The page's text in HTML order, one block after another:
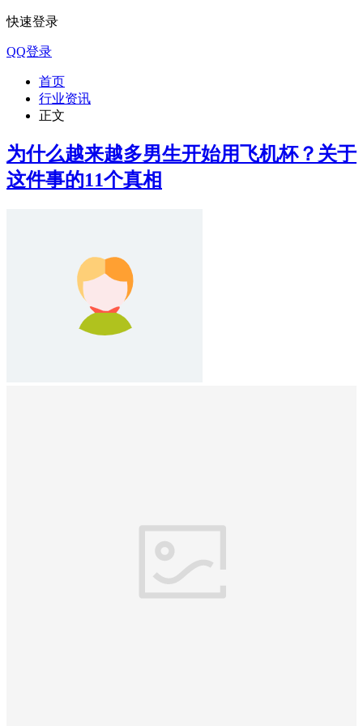
快速登录
QQ登录
首页
行业资讯
正文
为什么越来越多男生开始用飞机杯？关于
这件事的11个真相